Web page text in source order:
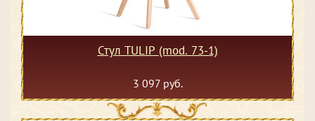
Стул TULIP (mod. 73-1)
3 097 руб.